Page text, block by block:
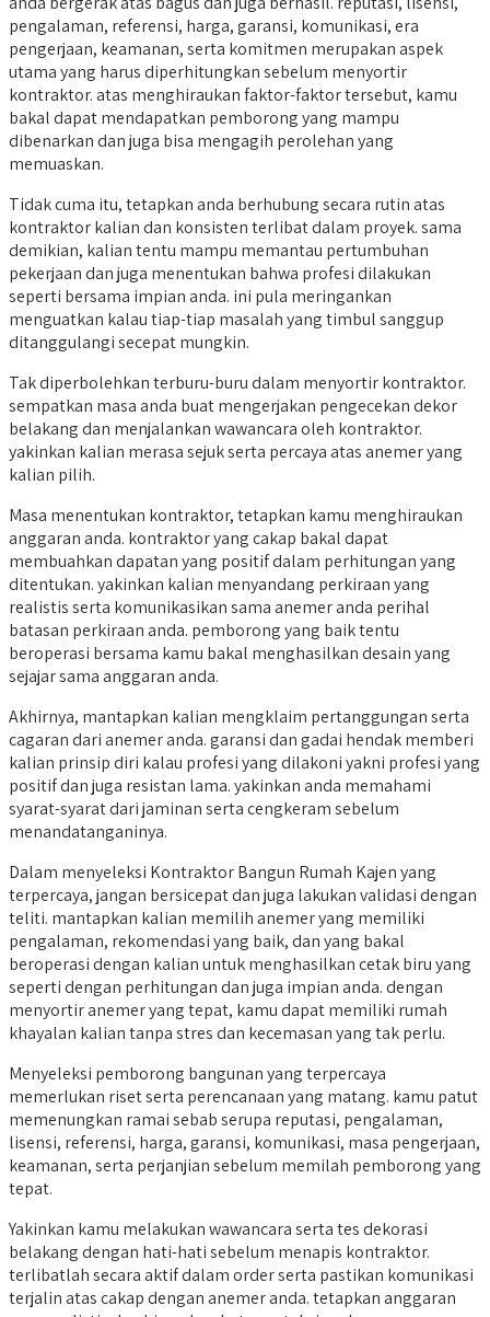
pengalaman, referensi, harga, garansi, komunikasi, era
pengerjaan, keamanan, serta komitmen merupakan aspek
utama yang harus diperhitungkan sebelum menyortir
kontraktor. atas menghiraukan faktor-faktor tersebut, kamu
bakal dapat mendapatkan pemborong yang mampu
dibenarkan dan juga bisa mengagih perolehan yang
memuaskan.
Tidak cuma itu, tetapkan anda berhubung secara rutin atas
kontraktor kalian dan konsisten terlibat dalam proyek. sama
demikian, kalian tentu mampu memantau pertumbuhan
pekerjaan dan juga menentukan bahwa profesi dilakukan
seperti bersama impian anda. ini pula meringankan
menguatkan kalau tiap-tiap masalah yang timbul sanggup
ditanggulangi secepat mungkin.
Tak diperbolehkan terburu-buru dalam menyortir kontraktor.
sempatkan masa anda buat mengerjakan pengecekan dekor
belakang dan menjalankan wawancara oleh kontraktor.
yakinkan kalian merasa sejuk serta percaya atas anemer yang
kalian pilih.
Masa menentukan kontraktor, tetapkan kamu menghiraukan
anggaran anda. kontraktor yang cakap bakal dapat
membuahkan dapatan yang positif dalam perhitungan yang
ditentukan. yakinkan kalian menyandang perkiraan yang
realistis serta komunikasikan sama anemer anda perihal
batasan perkiraan anda. pemborong yang baik tentu
beroperasi bersama kamu bakal menghasilkan desain yang
sejajar sama anggaran anda.
Akhirnya, mantapkan kalian mengklaim pertanggungan serta
cagaran dari anemer anda. garansi dan gadai hendak memberi
kalian prinsip diri kalau profesi yang dilakoni yakni profesi yang
positif dan juga resistan lama. yakinkan anda memahami
syarat-syarat dari jaminan serta cengkeram sebelum
menandatanganinya.
Dalam menyeleksi Kontraktor Bangun Rumah Kajen yang
terpercaya, jangan bersicepat dan juga lakukan validasi dengan
teliti. mantapkan kalian memilih anemer yang memiliki
pengalaman, rekomendasi yang baik, dan yang bakal
beroperasi dengan kalian untuk menghasilkan cetak biru yang
seperti dengan perhitungan dan juga impian anda. dengan
menyortir anemer yang tepat, kamu dapat memiliki rumah
khayalan kalian tanpa stres dan kecemasan yang tak perlu.
Menyeleksi pemborong bangunan yang terpercaya
memerlukan riset serta perencanaan yang matang. kamu patut
memenungkan ramai sebab serupa reputasi, pengalaman,
lisensi, referensi, harga, garansi, komunikasi, masa pengerjaan,
keamanan, serta perjanjian sebelum memilah pemborong yang
tepat.
Yakinkan kamu melakukan wawancara serta tes dekorasi
belakang dengan hati-hati sebelum menapis kontraktor.
terlibatlah secara aktif dalam order serta pastikan komunikasi
terjalin atas cakap dengan anemer anda. tetapkan anggaran